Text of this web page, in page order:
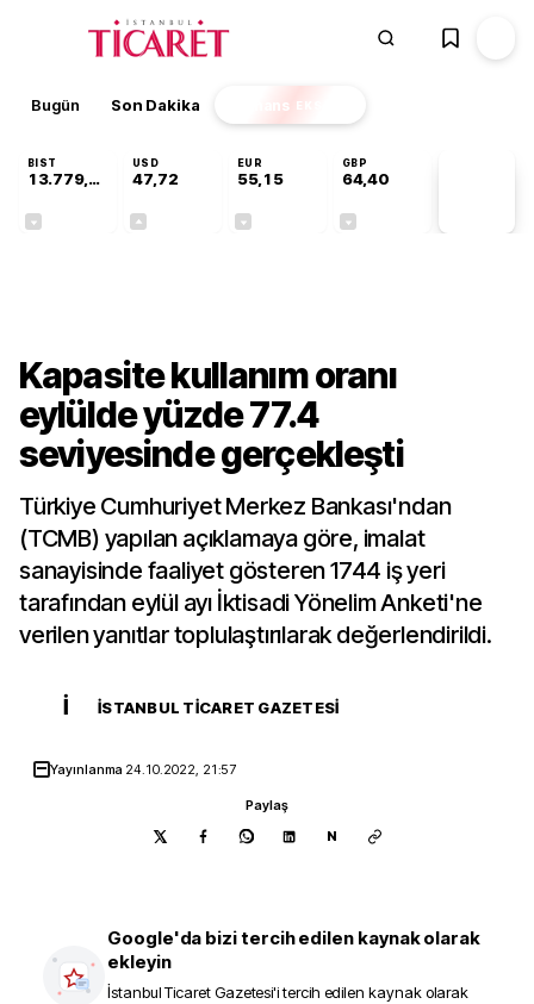
Bugün Son Dakika Finans EKSTRA
BIST
13.779,39
USD
47,72
EUR
55,15
GBP
64,40
Kapasite kullanım oranı
eylülde yüzde 77.4
seviyesinde gerçekleşti
Türkiye Cumhuriyet Merkez Bankası'ndan
(TCMB) yapılan açıklamaya göre, imalat
sanayisinde faaliyet gösteren 1744 iş yeri
tarafından eylül ayı İktisadi Yönelim Anketi'ne
verilen yanıtlar toplulaştırılarak değerlendirildi.
İ İSTANBUL TICARET GAZETESI
Yayınlanma 24.10.2022, 21:57
Paylaş
N
Google'da bizi tercih edilen kaynak olarak
ekleyin
İstanbul Ticaret Gazetesi'i tercih edilen kaynak olarak